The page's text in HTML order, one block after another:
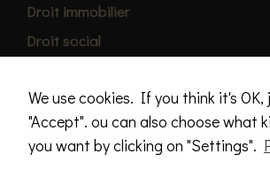
Droit immobilier
Droit social
We use cookies. If you think it's OK,
"Accept". ou can also choose what
you want by clicking on "Settings".